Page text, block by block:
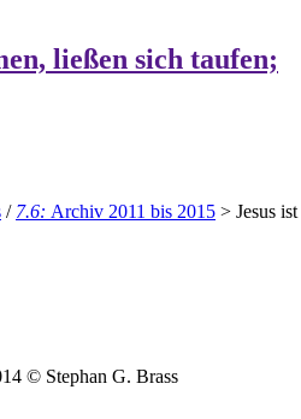
ließen sich taufen;
/ 7.6: Archiv 2011 bis 2015 > Jesus
© Stephan G. Brass